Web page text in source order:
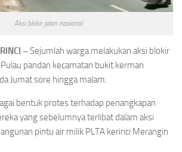
Aksi blokir jalan nasional
–Sejumlah warga melakukan aksi blokir
pandan kecamatan bukit kerman
Jumat sore hingga malam.
bentuk protes terhadap penangkapan
yang sebelumnya terlibat dalam aksi
pintu air milik PLTA kerinci Merangin